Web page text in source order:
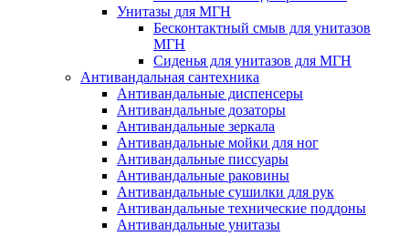
Унитазы для МГН
Бесконтактный смыв для унитазов
МГН
Сиденья для унитазов для МГН
Антивандальная сантехника
Антивандальные диспенсеры
Антивандальные дозаторы
Антивандальные зеркала
Антивандальные мойки для ног
Антивандальные писсуары
Антивандальные раковины
Антивандальные сушилки для рук
Антивандальные технические поддоны
Антивандальные унитазы